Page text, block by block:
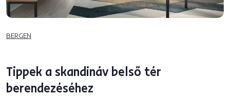
BERGEN
Tippek a skandináv belső tér
berendezéséhez